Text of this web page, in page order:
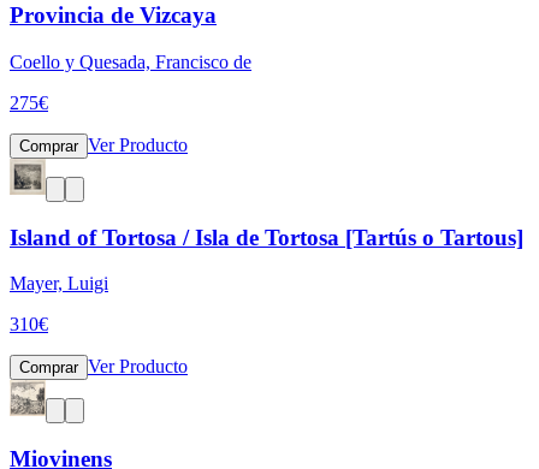
Provincia de Vizcaya
Coello y Quesada, Francisco de
275€
Comprar Ver Producto
Island of Tortosa / Isla de Tortosa [Tartús o Tartous]
Mayer, Luigi
310€
Comprar Ver Producto
Miovinens